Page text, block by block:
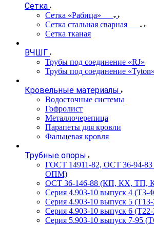
Сетка
Сетка «Рабица»
Сетка стальная сварная
Сетка тканая
ВЧШГ
Трубы под соединение «RJ»
Трубы под соединение «Tyton»
Кровельные материалы
Водосточные системы
Гофролист
Металлочерепица
Парапеты для кровли
Фальцевая кровля
Трубные опоры
ГОСТ 14911-82, ОСТ 36-94-
ОПМ)
ОСТ 36-146-88 (КП, КХ, ТП,
Серия 4.903-10 выпуск 4 (Т3-
Серия 4.903-10 выпуск 5
Серия 4.903-10 выпуск 6
Серия 5.903-10 выпуск 7-95